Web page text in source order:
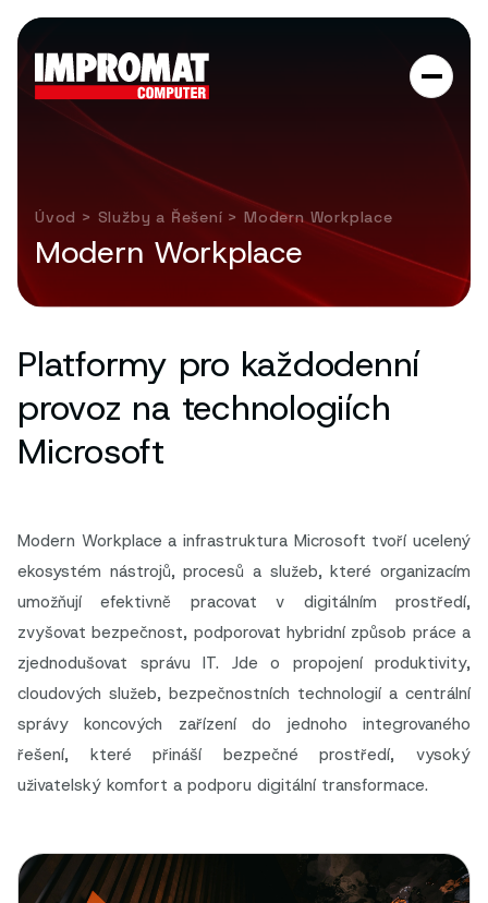
Úvod > Služby a Řešení > Modern Workplace
Modern Workplace
Platformy pro každodenní
provoz na technologiích
Microsoft
Modern Workplace a infrastruktura Microsoft tvoří ucelený
ekosystém nástrojů, procesů a služeb, které organizacím
umožňují efektivně pracovat v digitálním prostředí,
zvyšovat bezpečnost, podporovat hybridní způsob práce a
zjednodušovat správu IT. Jde o propojení produktivity,
cloudových služeb, bezpečnostních technologií a centrální
správy koncových zařízení do jednoho integrovaného
řešení, které přináší bezpečné prostředí, vysoký
uživatelský komfort a podporu digitální transformace.